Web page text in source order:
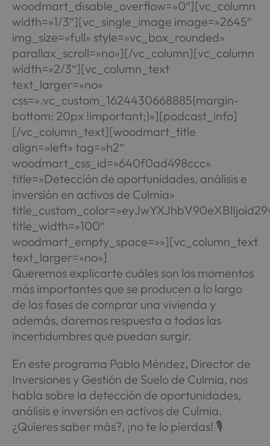
woodmart_disable_overflow=»0″][vc_column
width=»1/3″][vc_single_image image=»2645″
img_size=»full» style=»vc_box_rounded»
parallax_scroll=»no»][/vc_column][vc_column
width=»2/3″][vc_column_text
text_larger=»no»
css=».vc_custom_1624430668885{margin-
bottom: 20px !important;}»][podcast_info]
[/vc_column_text][woodmart_title
align=»left» tag=»h2″
woodmart_css_id=»640f0ad498ccc»
title=»Detección de oportunidades, análisis e
inversión en activos de Culmia»
title_width=»100″
woodmart_empty_space=»»][vc_column_text
text_larger=»no»]
Queremos explicarte cuáles son los momentos
más importantes que se producen a lo largo
de las fases de comprar una vivienda y
además, daremos respuesta a todas las
incertidumbres que puedan surgir.
En este programa Pablo Méndez, Director de
Inversiones y Gestión de Suelo de Culmia, nos
habla sobre la detección de oportunidades,
análisis e inversión en activos de Culmia.
¿Quieres saber más?, ¡no te lo pierdas! 🎙️